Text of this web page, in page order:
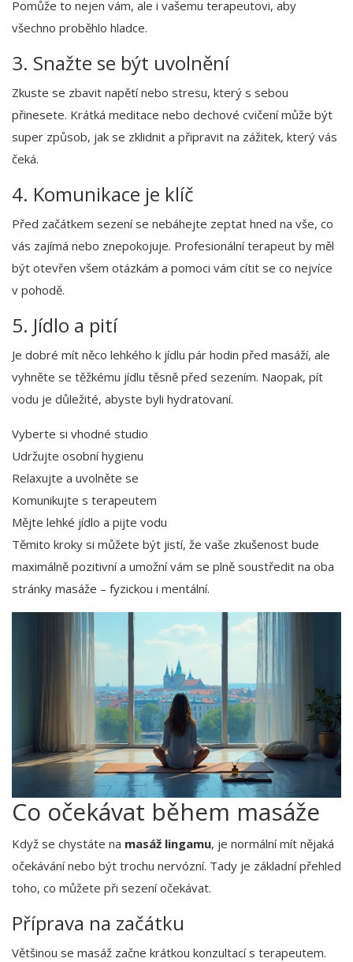
Pomůže to nejen vám, ale i vašemu terapeutovi, aby
všechno proběhlo hladce.
3. Snažte se být uvolnění
Zkuste se zbavit napětí nebo stresu, který s sebou
přinesete. Krátká meditace nebo dechové cvičení může být
super způsob, jak se zklidnit a připravit na zážitek, který vás
čeká.
4. Komunikace je klíč
Před začátkem sezení se nebáhejte zeptat hned na vše, co
vás zajímá nebo znepokojuje. Profesionální terapeut by měl
být otevřen všem otázkám a pomoci vám cítit se co nejvíce
v pohodě.
5. Jídlo a pití
Je dobré mít něco lehkého k jídlu pár hodin před masáží, ale
vyhněte se těžkému jídlu těsně před sezením. Naopak, pít
vodu je důležité, abyste byli hydratovaní.
Vyberte si vhodné studio
Udržujte osobní hygienu
Relaxujte a uvolněte se
Komunikujte s terapeutem
Mějte lehké jídlo a pijte vodu
Těmito kroky si můžete být jistí, že vaše zkušenost bude
maximálně pozitivní a umožní vám se plně soustředit na oba
stránky masáže – fyzickou i mentální.
Co očekávat během masáže
Když se chystáte na masáž lingamu, je normální mít nějaká
očekávání nebo být trochu nervózní. Tady je základní přehled
toho, co můžete při sezení očekávat.
Příprava na začátku
Většinou se masáž začne krátkou konzultací s terapeutem.